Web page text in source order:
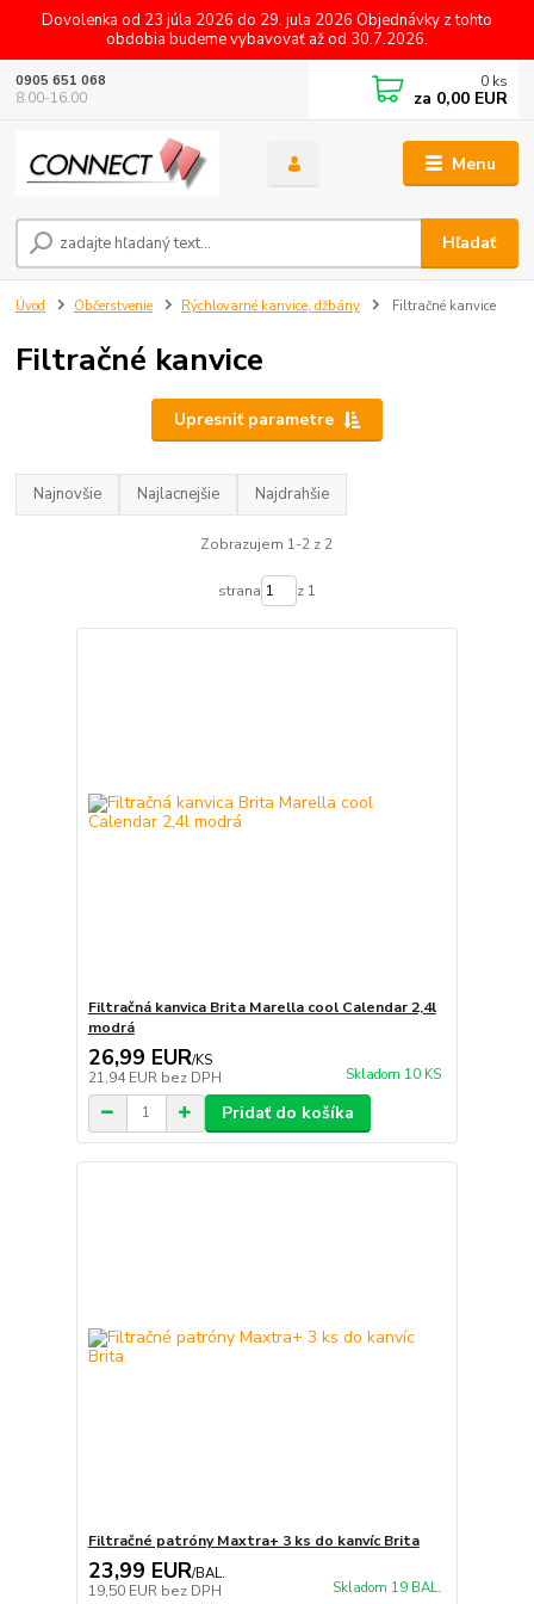
Dovolenka od 23 júla 2026 do 29. jula 2026 Objednávky z tohto
obdobia budeme vybavovať až od 30.7.2026.
Menu
Hľadať
0905 651 068
8.00-16.00
0 ks
za 0,00 EUR
Úvod Občerstvenie Rýchlovarné kanvice, džbány Filtračné kanvice
Filtračné kanvice
Upresniť parametre
Najnovšie Najlacnejšie Najdrahšie
Zobrazujem 1-2 z 2
strana z 1
Filtračná kanvica Brita Marella cool Calendar 2,4l
modrá
26,99 EUR/KS
21,94 EUR bez DPH Skladom 10 KS
Pridať do košíka
Filtračné patróny Maxtra+ 3 ks do kanvíc Brita
23,99 EUR/BAL.
19,50 EUR bez DPH Skladom 19 BAL.